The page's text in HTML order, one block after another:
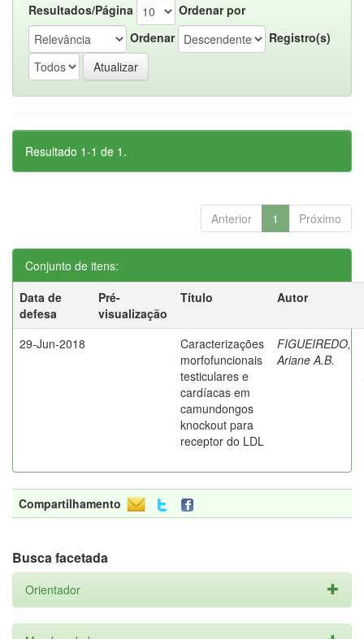
Resultados/Página
Ordenar por
Ordenar
Registro(s)
Resultado 1-1 de 1.
Anterior 1 Próximo
Conjunto de itens:
Data de
defesa
Pré-
visualização
Título Autor
29-Jun-2018
Caracterizações
morfofuncionais
testiculares e
cardíacas em
camundongos
knockout para
receptor do LDL
FIGUEIREDO,
Ariane A.B.
Compartilhamento
Busca facetada
Orientador